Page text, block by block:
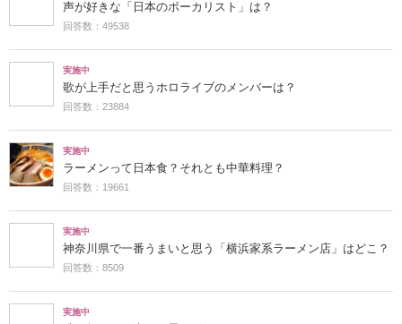
声が好きな「日本のボーカリスト」は？
回答数：49538
実施中
歌が上手だと思うホロライブのメンバーは？
回答数：23884
実施中
ラーメンって日本食？それとも中華料理？
回答数：19661
実施中
神奈川県で一番うまいと思う「横浜家系ラーメン店」はどこ？
回答数：8509
実施中